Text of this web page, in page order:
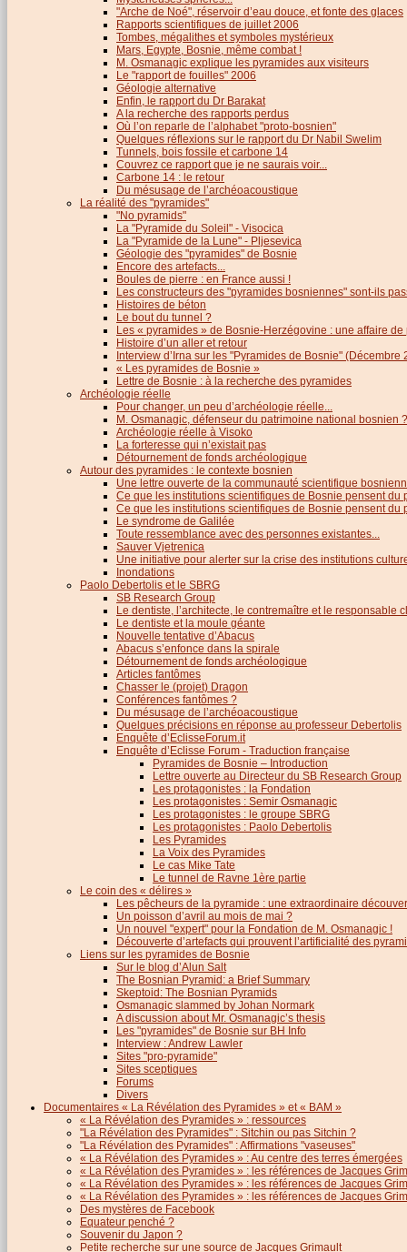
"Arche de Noé", réservoir d’eau douce, et fonte des glaces
Rapports scientifiques de juillet 2006
Tombes, mégalithes et symboles mystérieux
Mars, Egypte, Bosnie, même combat !
M. Osmanagic explique les pyramides aux visiteurs
Le "rapport de fouilles" 2006
Géologie alternative
Enfin, le rapport du Dr Barakat
A la recherche des rapports perdus
Où l’on reparle de l’alphabet "proto-bosnien"
Quelques réflexions sur le rapport du Dr Nabil Swelim
Tunnels, bois fossile et carbone 14
Couvrez ce rapport que je ne saurais voir...
Carbone 14 : le retour
Du mésusage de l’archéoacoustique
La réalité des "pyramides"
"No pyramids"
La "Pyramide du Soleil" - Visocica
La "Pyramide de la Lune" - Pljesevica
Géologie des "pyramides" de Bosnie
Encore des artefacts...
Boules de pierre : en France aussi !
Les constructeurs des "pyramides bosniennes" sont-ils
Histoires de béton
Le bout du tunnel ?
Les « pyramides » de Bosnie-Herzégovine : une affaire
Histoire d’un aller et retour
Interview d’Irna sur les "Pyramides de Bosnie" (Décembre
« Les pyramides de Bosnie »
Lettre de Bosnie : à la recherche des pyramides
Archéologie réelle
Pour changer, un peu d’archéologie réelle...
M. Osmanagic, défenseur du patrimoine national bosnien ?
Archéologie réelle à Visoko
La forteresse qui n’existait pas
Détournement de fonds archéologique
Autour des pyramides : le contexte bosnien
Une lettre ouverte de la communauté scientifique
Ce que les institutions scientifiques de Bosnie pensent du
Ce que les institutions scientifiques de Bosnie pensent du
Le syndrome de Galilée
Toute ressemblance avec des personnes existantes...
Sauver Vjetrenica
Une initiative pour alerter sur la crise des institutions
Inondations
Paolo Debertolis et le SBRG
SB Research Group
Le dentiste, l’architecte, le contremaître et le responsable
Le dentiste et la moule géante
Nouvelle tentative d’Abacus
Abacus s’enfonce dans la spirale
Détournement de fonds archéologique
Articles fantômes
Chasser le (projet) Dragon
Conférences fantômes ?
Du mésusage de l’archéoacoustique
Quelques précisions en réponse au professeur Debertolis
Enquête d’EclisseForum.it
Enquête d’Eclisse Forum - Traduction française
Pyramides de Bosnie – Introduction
Lettre ouverte au Directeur du SB Research Group
Les protagonistes : la Fondation
Les protagonistes : Semir Osmanagic
Les protagonistes : le groupe SBRG
Les protagonistes : Paolo Debertolis
Les Pyramides
La Voix des Pyramides
Le cas Mike Tate
Le tunnel de Ravne 1ère partie
Le coin des « délires »
Les pêcheurs de la pyramide : une extraordinaire
Un poisson d’avril au mois de mai ?
Un nouvel "expert" pour la Fondation de M. Osmanagic !
Découverte d’artefacts qui prouvent l’artificialité des
Liens sur les pyramides de Bosnie
Sur le blog d’Alun Salt
The Bosnian Pyramid: a Brief Summary
Skeptoid: The Bosnian Pyramids
Osmanagic slammed by Johan Normark
A discussion about Mr. Osmanagic’s thesis
Les "pyramides" de Bosnie sur BH Info
Interview : Andrew Lawler
Sites "pro-pyramide"
Sites sceptiques
Forums
Divers
Documentaires « La Révélation des Pyramides » et « BAM »
« La Révélation des Pyramides » : ressources
"La Révélation des Pyramides" : Sitchin ou pas Sitchin ?
"La Révélation des Pyramides" : Affirmations "vaseuses"
« La Révélation des Pyramides » : Au centre des terres émergées
« La Révélation des Pyramides » : les références de Jacques
« La Révélation des Pyramides » : les références de Jacques
« La Révélation des Pyramides » : les références de Jacques
Des mystères de Facebook
Equateur penché ?
Souvenir du Japon ?
Petite recherche sur une source de Jacques Grimault